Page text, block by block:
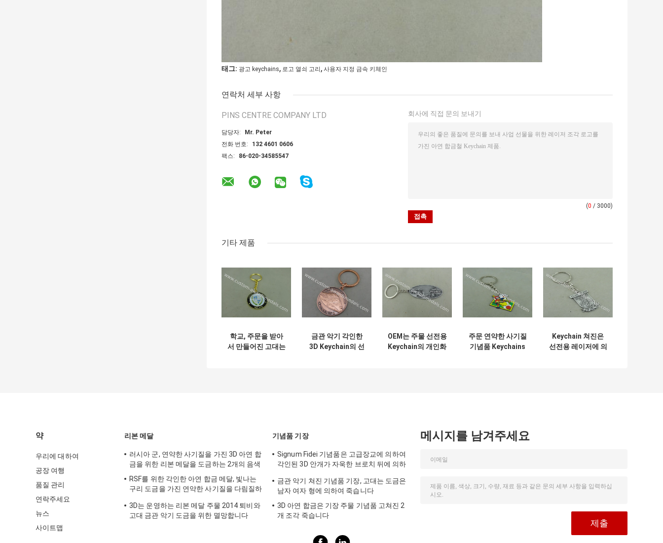
태그: 광고 keychains, 로고 열쇠 고리 , 사용자 지정 금속 키체인
연락처 세부 사항
PINS CENTRE COMPANY LTD
담당자:
Mr. Peter
전화 번호:
132 4601 0606
팩스:
86-020-34585547
회사에 직접 문의 보내기
(0 / 3000)
기타 제품
학교, 주문을 받아
서 만들어진 고대는
금관 악기 각인한
3D Keychain의 선
OEM는 주물 선전용
Keychain의 개인화
주문 연약한 사기질
기념품 Keychains
Keychain 쳐진은
선전용 레이저에 의
약
우리에 대하여
공장 여행
품질 관리
연락주세요
뉴스
사이트맵
리본 메달
러시아 군, 연약한 사기질을 가진 3D 아연 합
금을 위한 리본 메달을 도금하는 2개의 음색
RSF를 위한 각인한 아연 합금 메달, 빛나는
구리 도금을 가진 연약한 사기질을 다림질하
3D는 운영하는 리본 메달 주물 2014 퇴비와
고대 금관 악기 도금을 위한 멸망합니다
기념품 기장
Signum Fidei 기념품은 고급장교에 의하여
각인된 3D 안개가 자욱한 브로치 뒤에 의하
금관 악기 쳐진 기념품 기장, 고대는 도금은
남자 여자 형에 의하여 죽습니다
3D 아연 합금은 기장 주물 기념품 고쳐진 2
개 조각 죽습니다
메시지를 남겨주세요